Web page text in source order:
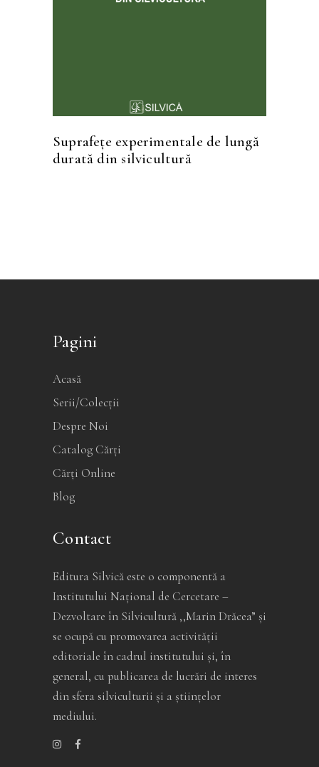
Suprafețe experimentale de lungă
durată din silvicultură
Pagini
Acasă
Serii/Colecții
Despre Noi
Catalog Cărți
Cărți Online
Blog
Contact
Editura Silvică este o componentă a
Institutului Național de Cercetare –
Dezvoltare în Silvicultură ,,Marin Drăcea” și
se ocupă cu promovarea activității
editoriale în cadrul institutului și, în
general, cu publicarea de lucrări de interes
din sfera silviculturii și a științelor
mediului.